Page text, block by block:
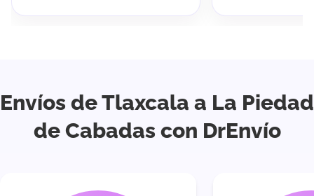
Envíos de Tlaxcala a La Piedad
de Cabadas con DrEnvío